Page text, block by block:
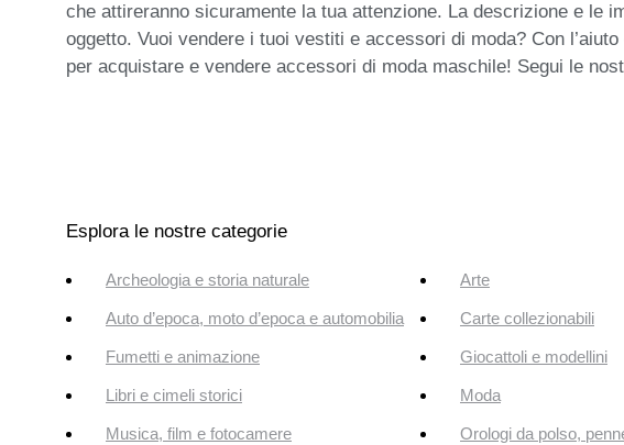
che attireranno sicuramente la tua attenzione. La descrizione e le
oggetto. Vuoi vendere i tuoi vestiti e accessori di moda? Con
per acquistare e vendere accessori di moda maschile! Segui le
Esplora le nostre categorie
Archeologia e storia naturale Arte
Auto d’epoca, moto d’epoca e automobilia Carte collezionabili
Fumetti e animazione Giocattoli e modellini
Libri e cimeli storici Moda
Musica, film e fotocamere Orologi da polso,